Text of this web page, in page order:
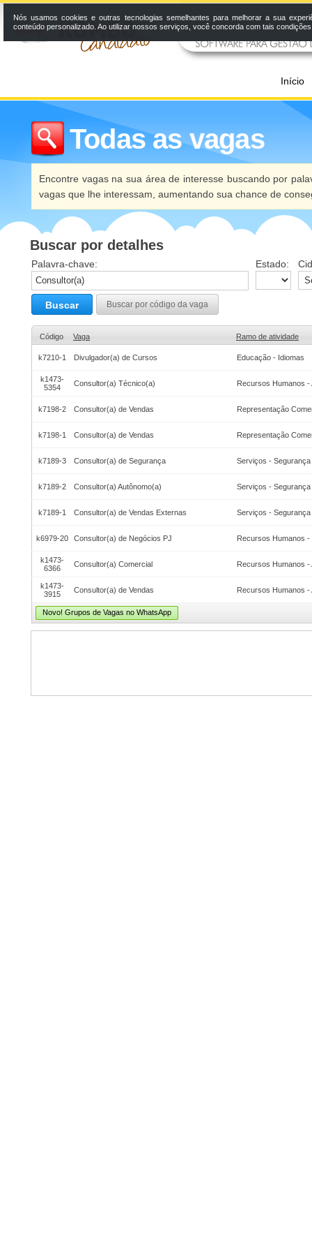
Início
Todas as vagas
Encontre vagas na sua área de interesse buscando por
vagas que lhe interessam, aumentando sua chance de
Buscar por detalhes
Palavra-chave: Estado:
Buscar Buscar por código da vaga
Código Vaga Ramo de atividade
k7210-1 Divulgador(a) de Cursos Educação - Idiomas
k1473-
5354
Consultor(a) Técnico(a) Recursos Humanos -
k7198-2 Consultor(a) de Vendas Representação
k7198-1 Consultor(a) de Vendas Representação
k7189-3 Consultor(a) de Segurança Serviços - Segurança
k7189-2 Consultor(a) Autônomo(a) Serviços - Segurança
k7189-1 Consultor(a) de Vendas Externas Serviços - Segurança
k6979-20 Consultor(a) de Negócios PJ Recursos Humanos -
k1473-
6366
Consultor(a) Comercial Recursos Humanos -
k1473-
3915
Consultor(a) de Vendas Recursos Humanos -
Novo! Grupos de Vagas no WhatsApp
Nós usamos cookies e outras tecnologias semelhantes para melhorar a sua
conteúdo personalizado. Ao utilizar nossos serviços, você concorda com tais